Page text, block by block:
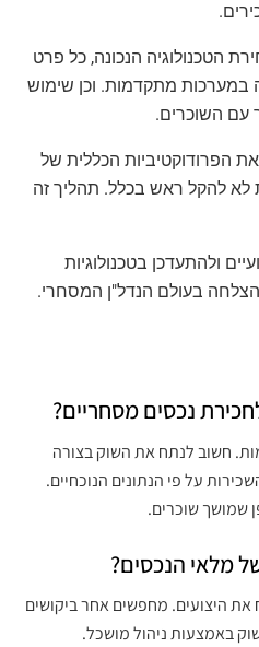
הטכנולוגיה הנכונה, כל פרט
במערכות מתקדמות. וכן שימוש
עם השוכרים.
הפרודוקטיביות הכללית של
לא להקל ראש בכלל. תהליך זה
ולהתעדכן בטכנולוגיות
בעולם הנדל"ן המסחרי.
נכסים מסחריים?
חשוב לנתח את השוק בצורה
על פי הנתונים הנוכחיים.
שמושך שוכרים.
מלאי הנכסים?
היצועים. מחפשים אחר ביקושים
באמצעות ניהול מושכל.